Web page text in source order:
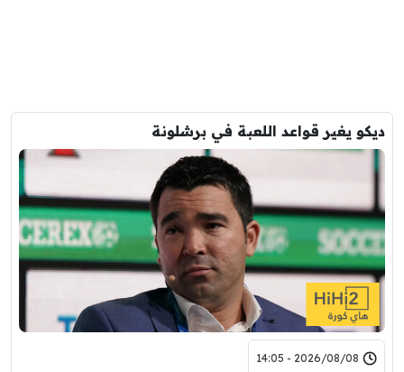
ديكو يغير قواعد اللعبة في برشلونة
2026/08/08 - 14:05